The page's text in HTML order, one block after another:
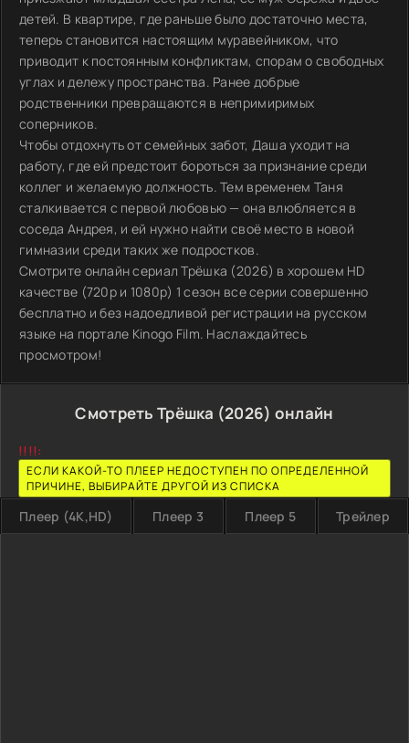
детей. В квартире, где раньше было достаточно места,
теперь становится настоящим муравейником, что
приводит к постоянным конфликтам, спорам о свободных
углах и дележу пространства. Ранее добрые
родственники превращаются в непримиримых
соперников.
Чтобы отдохнуть от семейных забот, Даша уходит на
работу, где ей предстоит бороться за признание среди
коллег и желаемую должность. Тем временем Таня
сталкивается с первой любовью — она влюбляется в
соседа Андрея, и ей нужно найти своё место в новой
гимназии среди таких же подростков.
Смотрите онлайн сериал Трёшка (2026) в хорошем HD
качестве (720p и 1080p) 1 сезон все серии совершенно
бесплатно и без надоедливой регистрации на русском
языке на портале Kinogo Film. Наслаждайтесь
просмотром!
Смотреть Трёшка (2026) онлайн
!!!!:
ЕСЛИ КАКОЙ-ТО ПЛЕЕР НЕДОСТУПЕН ПО ОПРЕДЕЛЕННОЙ
ПРИЧИНЕ, ВЫБИРАЙТЕ ДРУГОЙ ИЗ СПИСКА
Плеер (4K,HD) Плеер 3 Плеер 5 Трейлер